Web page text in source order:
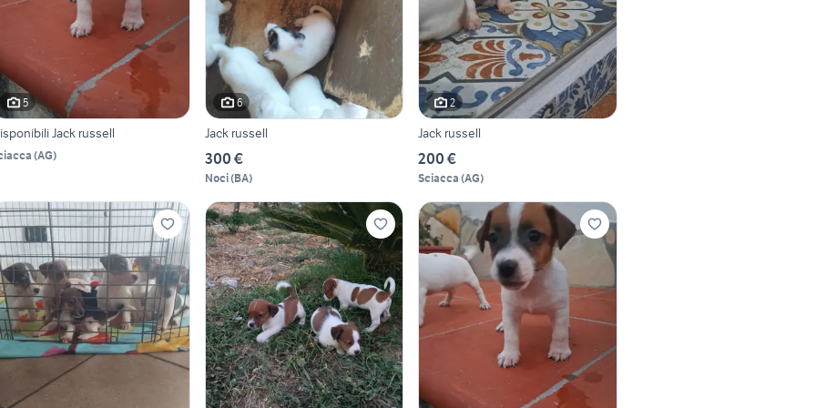
5
Jack russell
(AG)
6
Jack russell
300 €
Noci(BA)
2
Jack russell
200 €
Sciacca (AG)